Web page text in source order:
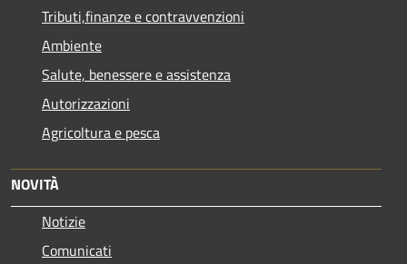
Tributi,finanze e contravvenzioni
Ambiente
Salute, benessere e assistenza
Autorizzazioni
Agricoltura e pesca
NOVITÀ
Notizie
Comunicati